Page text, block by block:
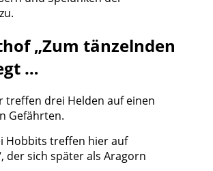
„Zum tänzelnden
…
treffen drei Helden auf einen
Gefährten.
Hobbits treffen hier auf
der sich später als Aragorn